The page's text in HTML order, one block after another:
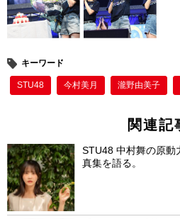
キーワード
STU48 今村美月 瀧野由美子
関連記
STU48 中村舞の原動
真集を語る。